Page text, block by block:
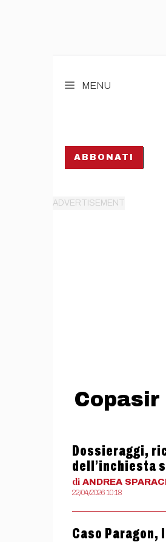
MENU
ABBONATI
Copasir
Dossieraggi,
dell’inchiesta
di ANDREA
22/04/2026 10:18
Caso Paragon,